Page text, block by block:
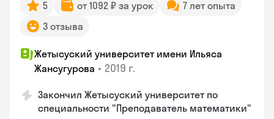
5 от 1092 ₽ за урок
7 лет опыта
3 отзыва
Жетысуский университет имени Ильяса
Жансугурова • 2019 г.
Закончил Жетысуский университет по
специальности "Преподаватель математики"